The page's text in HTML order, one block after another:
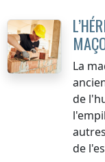
La
de
de